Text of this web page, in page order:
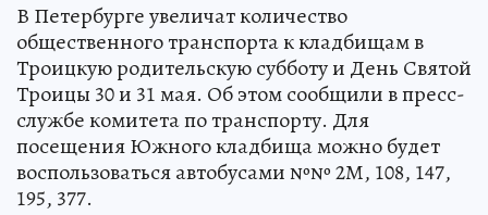
В Петербурге увеличат количество
общественного транспорта к кладбищам в
Троицкую родительскую субботу и День Святой
Троицы 30 и 31 мая. Об этом сообщили в пресс-
службе комитета по транспорту. Для
посещения Южного кладбища можно будет
воспользоваться автобусами №№ 2М, 108, 147,
195, 377.